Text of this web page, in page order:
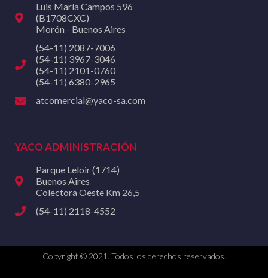
Luis María Campos 596
(B1708CXC)
Morón - Buenos Aires
(54-11) 2087-7006
(54-11) 3967-3046
(54-11) 2101-0760
(54-11) 6380-2965
atcomercial@yaco-sa.com
YACO ADMINISTRACIÓN
Parque Leloir (1714)
Buenos Aires
Colectora Oeste Km 26,5
(54-11) 2118-4552
Copyright © 2021. Todos los derechos reservados.